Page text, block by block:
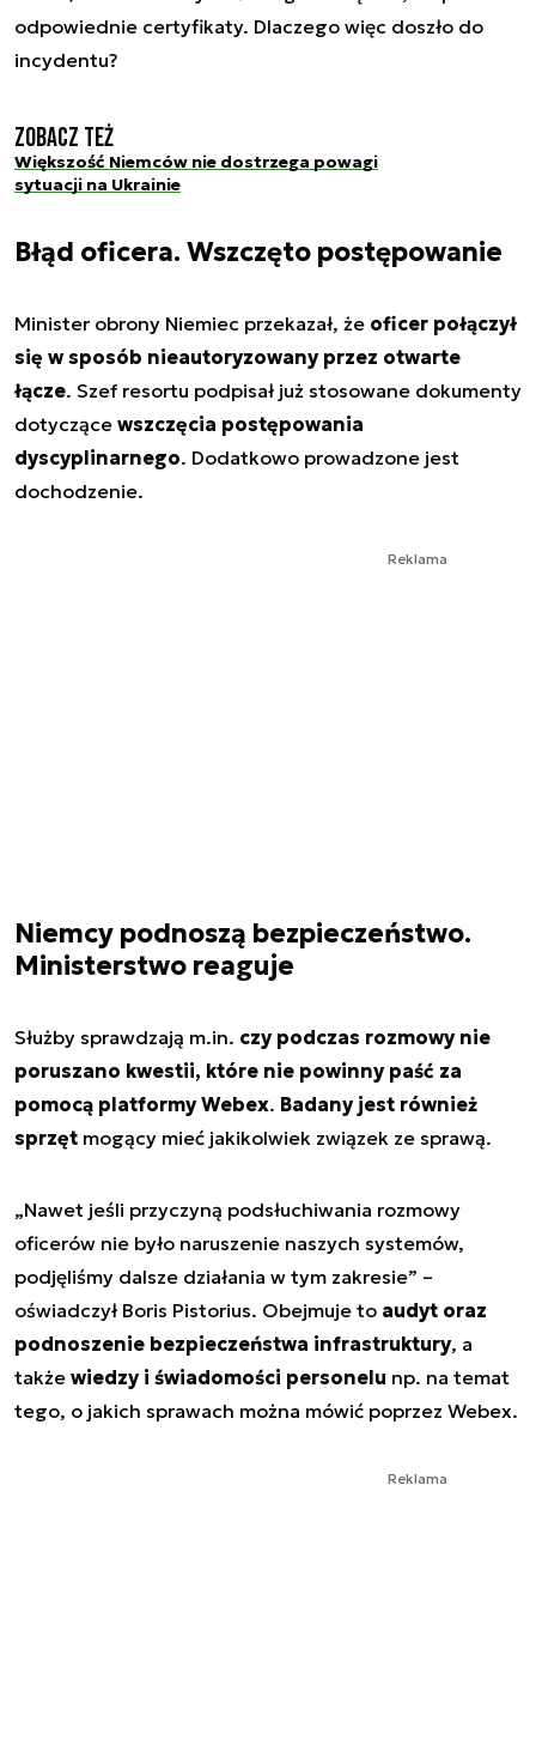
odpowiednie certyfikaty. Dlaczego więc doszło do
incydentu?
Zobacz też
Większość Niemców nie dostrzega powagi
sytuacji na Ukrainie
Błąd oficera. Wszczęto postępowanie
Minister obrony Niemiec przekazał, że oficer połączył
się w sposób nieautoryzowany przez otwarte
łącze. Szef resortu podpisał już stosowane dokumenty
dotyczące wszczęcia postępowania
dyscyplinarnego. Dodatkowo prowadzone jest
dochodzenie.
Reklama
Niemcy podnoszą bezpieczeństwo.
Ministerstwo reaguje
Służby sprawdzają m.in. czy podczas rozmowy nie
poruszano kwestii, które nie powinny paść za
pomocą platformy Webex. Badany jest również
sprzęt mogący mieć jakikolwiek związek ze sprawą.
„Nawet jeśli przyczyną podsłuchiwania rozmowy
oficerów nie było naruszenie naszych systemów,
podjęliśmy dalsze działania w tym zakresie” –
oświadczył Boris Pistorius. Obejmuje to audyt oraz
podnoszenie bezpieczeństwa infrastruktury, a
także wiedzy i świadomości personelu np. na temat
tego, o jakich sprawach można mówić poprzez Webex.
Reklama